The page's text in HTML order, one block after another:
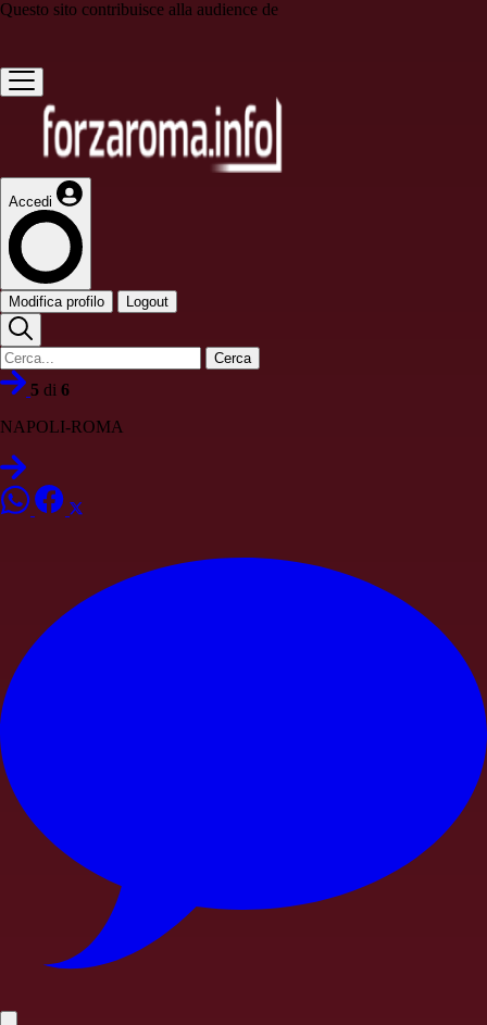
Questo sito contribuisce alla audience de
Accedi
Modifica profilo Logout
Cerca
5 di 6
NAPOLI-ROMA